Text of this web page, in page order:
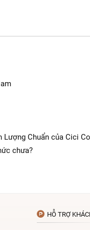
Lượng Chuẩn của Cici
chưa?
HỖ TRỢ